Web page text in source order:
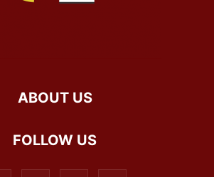
ABOUT US
FOLLOW US